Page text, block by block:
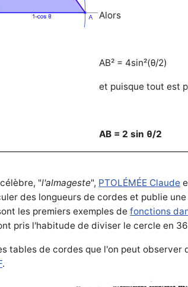
Alors
AB² = 4sin²(θ/2)
et puisque tout est
AB = 2 sin θ/2
"l'almageste", PTOLÉMÉE Claude
des longueurs de cordes et publie
les premiers exemples defonctions
pris l'habitude de diviser le cercle en
tables de cordes que l'on peut observer
.